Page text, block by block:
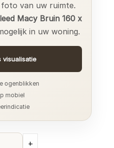
foto van uw ruimte.
Macy Bruin 160 x
in uw woning.
visualisatie
ogenblikken
mobiel
+